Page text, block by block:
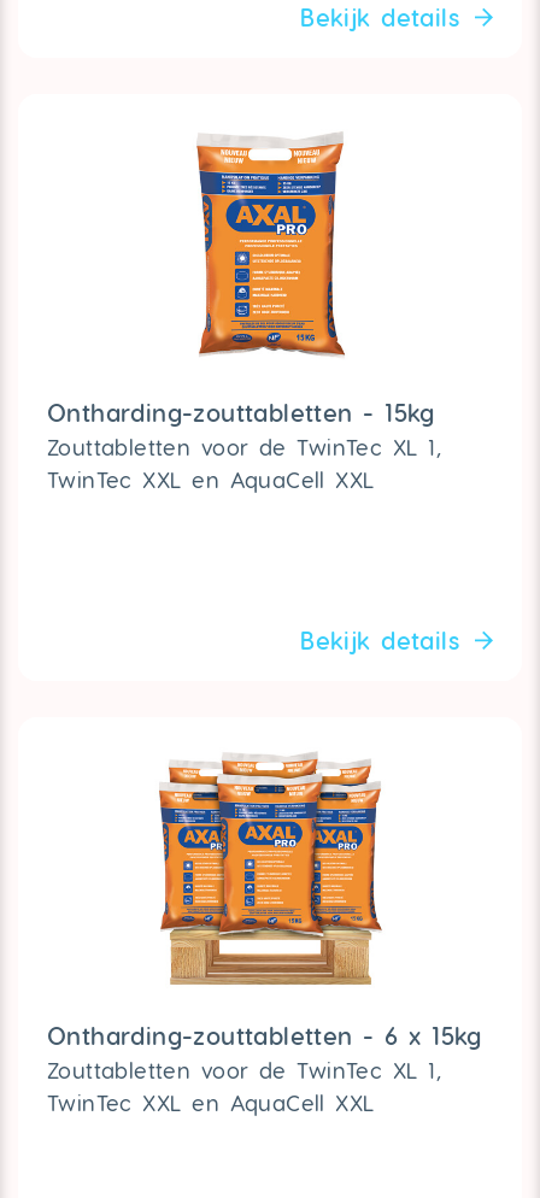
Bekijk details
Ontharding-zouttabletten - 15kg
Zouttabletten voor de TwinTec XL 1,
TwinTec XXL en AquaCell XXL
Bekijk details
Ontharding-zouttabletten - 6 x 15kg
Zouttabletten voor de TwinTec XL 1,
TwinTec XXL en AquaCell XXL